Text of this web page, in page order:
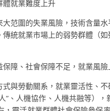
體就業難度上升
范圍的失業風險，技術含量
統就業市場上的弱勢群體（
障、社會保障不足，就業風險
與勞動關系，就業靈活性、
”、人機協作、人機共融等）